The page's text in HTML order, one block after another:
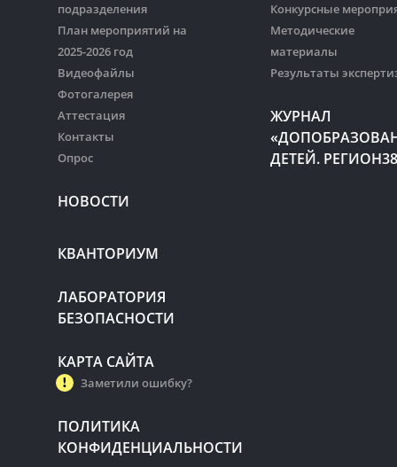
подразделения
План мероприятий на
2025-2026 год
Видеофайлы
Фотогалерея
Аттестация
Контакты
Опрос
НОВОСТИ
Конкурсные
Методические
материалы
Результаты
ЖУРНАЛ
ДЕТЕЙ.
КВАНТОРИУМ
ЛАБОРАТОРИЯ
БЕЗОПАСНОСТИ
КАРТА САЙТА
Заметили ошибку?
ПОЛИТИКА
КОНФИДЕНЦИАЛЬНОСТИ